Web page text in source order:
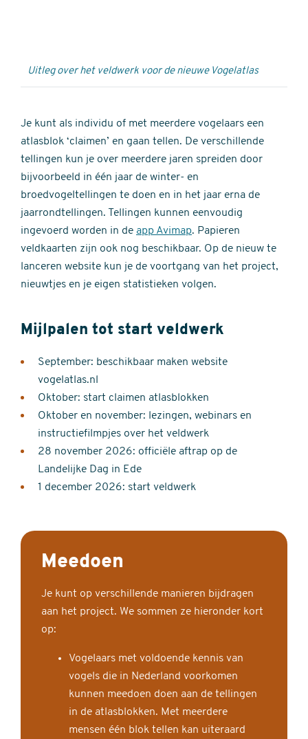
Uitleg over het veldwerk voor de nieuwe Vogelatlas
Je kunt als individu of met meerdere vogelaars een
atlasblok ‘claimen’ en gaan tellen. De verschillende
tellingen kun je over meerdere jaren spreiden door
bijvoorbeeld in één jaar de winter- en
broedvogeltellingen te doen en in het jaar erna de
jaarrondtellingen. Tellingen kunnen eenvoudig
ingevoerd worden in de app Avimap. Papieren
veldkaarten zijn ook nog beschikbaar. Op de nieuw te
lanceren website kun je de voortgang van het project,
nieuwtjes en je eigen statistieken volgen.
Mijlpalen tot start veldwerk
September: beschikbaar maken website
vogelatlas.nl
Oktober: start claimen atlasblokken
Oktober en november: lezingen, webinars en
instructiefilmpjes over het veldwerk
28 november 2026: officiële aftrap op de
Landelijke Dag in Ede
1 december 2026: start veldwerk
Meedoen
Je kunt op verschillende manieren bijdragen
aan het project. We sommen ze hieronder kort
op:
Vogelaars met voldoende kennis van
vogels die in Nederland voorkomen
kunnen meedoen doen aan de tellingen
in de atlasblokken. Met meerdere
mensen één blok tellen kan uiteraard